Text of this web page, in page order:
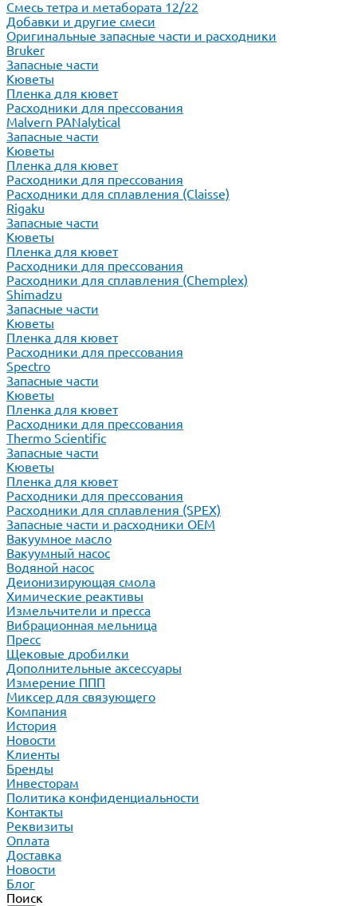
Смесь тетра и метабората 12/22
Добавки и другие смеси
Оригинальные запасные части и расходники
Bruker
Запасные части
Кюветы
Пленка для кювет
Расходники для прессования
Malvern PANalytical
Запасные части
Кюветы
Пленка для кювет
Расходники для прессования
Расходники для сплавления (Claisse)
Rigaku
Запасные части
Кюветы
Пленка для кювет
Расходники для прессования
Расходники для сплавления (Chemplex)
Shimadzu
Запасные части
Кюветы
Пленка для кювет
Расходники для прессования
Spectro
Запасные части
Кюветы
Пленка для кювет
Расходники для прессования
Thermo Scientific
Запасные части
Кюветы
Пленка для кювет
Расходники для прессования
Расходники для сплавления (SPEX)
Запасные части и расходники ОЕМ
Вакуумное масло
Вакуумный насос
Водяной насос
Деионизирующая смола
Химические реактивы
Измельчители и пресса
Вибрационная мельница
Пресс
Щековые дробилки
Дополнительные аксессуары
Измерение ППП
Миксер для связующего
Компания
История
Новости
Клиенты
Бренды
Инвесторам
Политика конфиденциальности
Контакты
Реквизиты
Оплата
Доставка
Новости
Блог
Поиск